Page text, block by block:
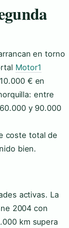
en torno
Motor1
€ en
entre
y 90.000
coste total de
bien.
activas. La
2004 con
km supera